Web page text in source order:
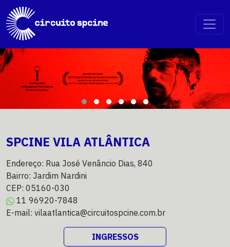
SPCINE VILA ATLÂNTICA
Endereço: Rua José Venâncio Dias, 840
Bairro: Jardim Nardini
CEP: 05160-030
11 96920-7848
E-mail: vilaatlantica@circuitospcine.com.br
INGRESSOS